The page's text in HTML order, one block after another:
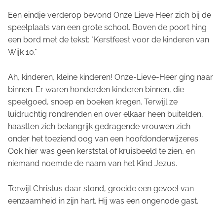
Een eindje verderop bevond Onze Lieve Heer zich bij de
speelplaats van een grote school. Boven de poort hing
een bord met de tekst: "Kerstfeest voor de kinderen van
Wijk 10."
Ah, kinderen, kleine kinderen! Onze-Lieve-Heer ging naar
binnen. Er waren honderden kinderen binnen, die
speelgoed, snoep en boeken kregen. Terwijl ze
luidruchtig rondrenden en over elkaar heen buitelden,
haastten zich belangrijk gedragende vrouwen zich
onder het toeziend oog van een hoofdonderwijzeres.
Ook hier was geen kerststal of kruisbeeld te zien, en
niemand noemde de naam van het Kind Jezus.
Terwijl Christus daar stond, groeide een gevoel van
eenzaamheid in zijn hart. Hij was een ongenode gast.